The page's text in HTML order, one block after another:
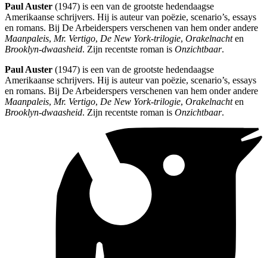
Paul Auster (1947) is een van de grootste hedendaagse
Amerikaanse schrijvers. Hij is auteur van poëzie, scenario’s, essays
en romans. Bij De Arbeiderspers verschenen van hem onder andere
Maanpaleis, Mr. Vertigo, De New York-trilogie, Orakelnachten
Brooklyn-dwaasheid. Zijn recentste roman is Onzichtbaar.
Paul Auster (1947) is een van de grootste hedendaagse
Amerikaanse schrijvers. Hij is auteur van poëzie, scenario’s, essays
en romans. Bij De Arbeiderspers verschenen van hem onder andere
Maanpaleis, Mr. Vertigo, De New York-trilogie, Orakelnachten
Brooklyn-dwaasheid. Zijn recentste roman is Onzichtbaar.